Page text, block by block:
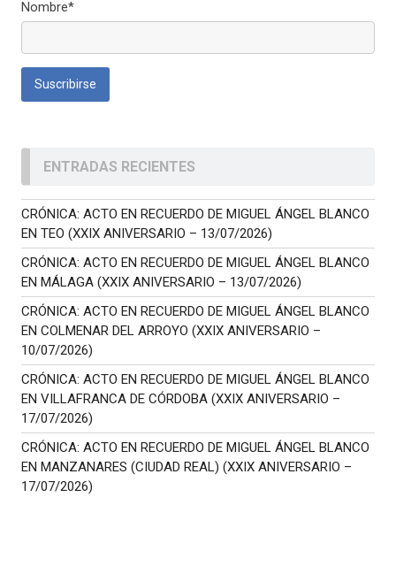
Nombre*
ENTRADAS RECIENTES
CRÓNICA: ACTO EN RECUERDO DE MIGUEL ÁNGEL BLANCO
EN TEO (XXIX ANIVERSARIO – 13/07/2026)
CRÓNICA: ACTO EN RECUERDO DE MIGUEL ÁNGEL BLANCO
EN MÁLAGA (XXIX ANIVERSARIO – 13/07/2026)
CRÓNICA: ACTO EN RECUERDO DE MIGUEL ÁNGEL BLANCO
EN COLMENAR DEL ARROYO (XXIX ANIVERSARIO –
10/07/2026)
CRÓNICA: ACTO EN RECUERDO DE MIGUEL ÁNGEL BLANCO
EN VILLAFRANCA DE CÓRDOBA (XXIX ANIVERSARIO –
17/07/2026)
CRÓNICA: ACTO EN RECUERDO DE MIGUEL ÁNGEL BLANCO
EN MANZANARES (CIUDAD REAL) (XXIX ANIVERSARIO –
17/07/2026)